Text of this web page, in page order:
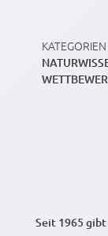
KATEGORIEN
Seit 1965